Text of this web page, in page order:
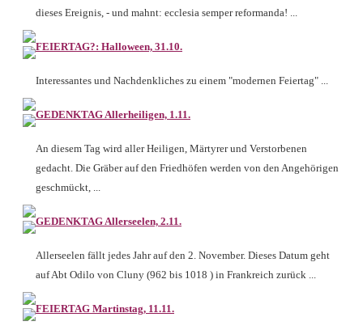
dieses Ereignis, - und mahnt: ecclesia semper reformanda! ...
FEIERTAG?: Halloween, 31.10.
Interessantes und Nachdenkliches zu einem "modernen Feiertag" ...
GEDENKTAG Allerheiligen, 1.11.
An diesem Tag wird aller Heiligen, Märtyrer und Verstorbenen
gedacht. Die Gräber auf den Friedhöfen werden von den Angehörigen
geschmückt, ...
GEDENKTAG Allerseelen, 2.11.
Allerseelen fällt jedes Jahr auf den 2. November. Dieses Datum geht
auf Abt Odilo von Cluny (962 bis 1018 ) in Frankreich zurück ...
FEIERTAG Martinstag, 11.11.